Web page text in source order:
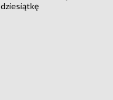
dziesiątkę